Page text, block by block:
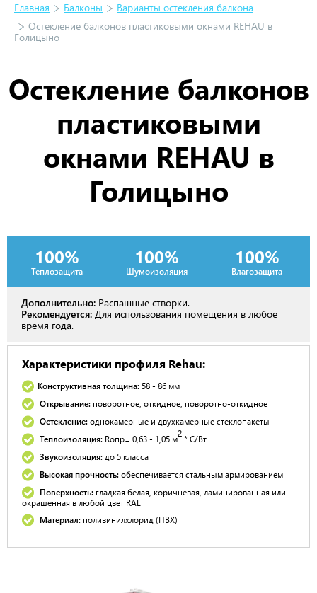
Главная Балконы
Варианты остекления балкона
Остекление балконов пластиковыми окнами REHAU в
Голицыно
Остекление балконов
пластиковыми
окнами REHAU в
Голицыно
100%
Теплозащита
100%
Шумоизоляция
100%
Влагозащита
Дополнительно: Распашные створки.
Рекомендуется: Для использования помещения в любое
время года.
Характеристики профиля Rehau:
Конструктивная толщина: 58 - 86 мм
Открывание: поворотное, откидное, поворотно-откидное
Остекление:однокамерные и двухкамерные стеклопакеты
Теплоизоляция: Rопр= 0,63 - 1,05 м2* С/Вт
Звукоизоляция:до 5 класса
Высокая прочность:обеспечивается стальным армированием
Поверхность: гладкая белая, коричневая, ламинированная или
окрашенная в любой цвет RAL
Материал: поливинилхлорид (ПВХ)